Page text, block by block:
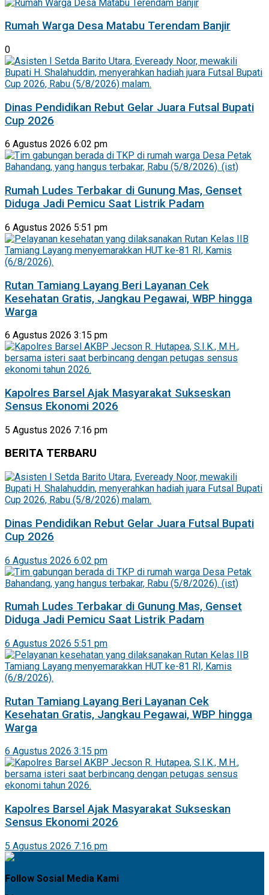
Rumah Warga Desa Matabu Terendam Banjir
0
Dinas Pendidikan Rebut Gelar Juara Futsal Bupati
Cup 2026
6 Agustus 2026 6:02 pm
Rumah Ludes Terbakar di Gunung Mas, Genset
Diduga Jadi Pemicu Saat Listrik Padam
6 Agustus 2026 5:51 pm
Rutan Tamiang Layang Beri Layanan Cek
Kesehatan Gratis, Jangkau Pegawai, WBP hingga
Warga
6 Agustus 2026 3:15 pm
Kapolres Barsel Ajak Masyarakat Sukseskan
Sensus Ekonomi 2026
5 Agustus 2026 7:16 pm
BERITA TERBARU
Dinas Pendidikan Rebut Gelar Juara Futsal Bupati
Cup 2026
6 Agustus 2026 6:02 pm
Rumah Ludes Terbakar di Gunung Mas, Genset
Diduga Jadi Pemicu Saat Listrik Padam
6 Agustus 2026 5:51 pm
Rutan Tamiang Layang Beri Layanan Cek
Kesehatan Gratis, Jangkau Pegawai, WBP hingga
Warga
6 Agustus 2026 3:15 pm
Kapolres Barsel Ajak Masyarakat Sukseskan
Sensus Ekonomi 2026
5 Agustus 2026 7:16 pm
Follow Sosial Media Kami